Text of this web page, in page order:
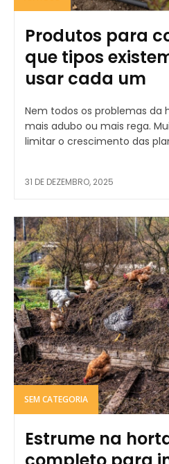
Produtos para
que tipos
usar cada um
Nem todos os problemas da
mais adubo ou mais rega.
limitar o crescimento das
31 DE DEZEMBRO, 2025
SEM CATEGORIA
Estrume na